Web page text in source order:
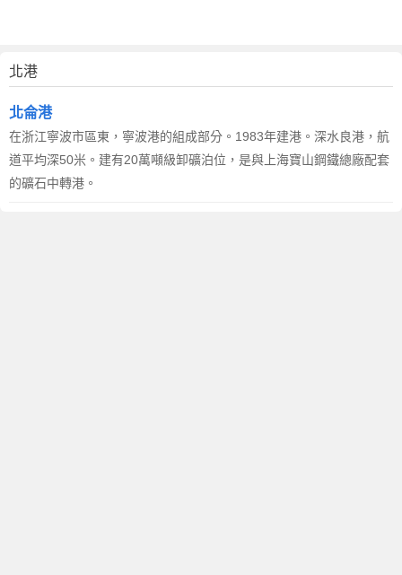
北港
北侖港
在浙江寧波市區東，寧波港的組成部分。1983年建港。深水良港，航
道平均深50米。建有20萬噸級卸礦泊位，是與上海寶山鋼鐵總廠配套
的礦石中轉港。